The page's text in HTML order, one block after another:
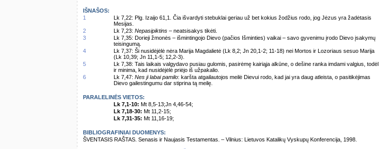
IŠNAŠOS:
1
Lk 7,22: Plg. Izaijo 61,1. Čia išvardyti stebuklai geriau už bet kokius žodžius rodo, jog Jėzus yra žadėtasis
Mesijas.
2
Lk 7,23: Nepasipiktins – neatsisakys tikėti.
3
Lk 7,35: Dorieji žmonės – išmintingojo Dievo (pačios Išminties) vaikai – savo gyvenimu įrodo Dievo įsakymų
teisingumą.
4
Lk 7,37: Ši nusidėjėlė nėra Marija Magdalietė (Lk 8,2; Jn 20,1-2; 11-18) nei Mortos ir Lozoriaus sesuo Marija
(Lk 10,39; Jn 11,1-5; 12,2-3).
5
Lk 7,38: Tais laikais valgydavo pusiau gulomis, pasirėmę kairiąja alkūne, o dešine ranka imdami valgius, todėl
ir minima, kad nusidėjėlė priėjo iš užpakalio.
6
Lk 7,47: Nes ji labai pamilo: karšta atgailautojos meilė Dievui rodo, kad jai yra daug atleista, o pasitikėjimas
Dievo gailestingumu dar stiprina tą meilę.
PARALELINĖS VIETOS:
Lk 7,1-10: Mt 8,5-13;Jn 4,46-54;
Lk 7,18-30: Mt 11,2-15;
Lk 7,31-35: Mt 11,16-19;
BIBLIOGRAFINIAI DUOMENYS:
ŠVENTASIS RAŠTAS. Senasis ir Naujasis Testamentas. – Vilnius: Lietuvos Katalikų Vyskupų Konferencija, 1998.